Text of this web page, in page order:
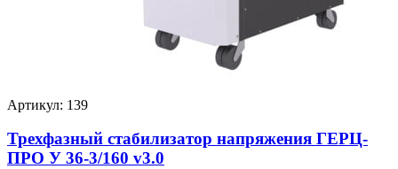
Артикул: 139
Трехфазный стабилизатор напряжения ГЕРЦ-
ПРО У 36-3/160 v3.0